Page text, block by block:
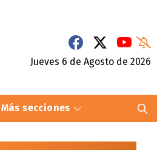
Jueves 6 de Agosto de 2026
Más secciones